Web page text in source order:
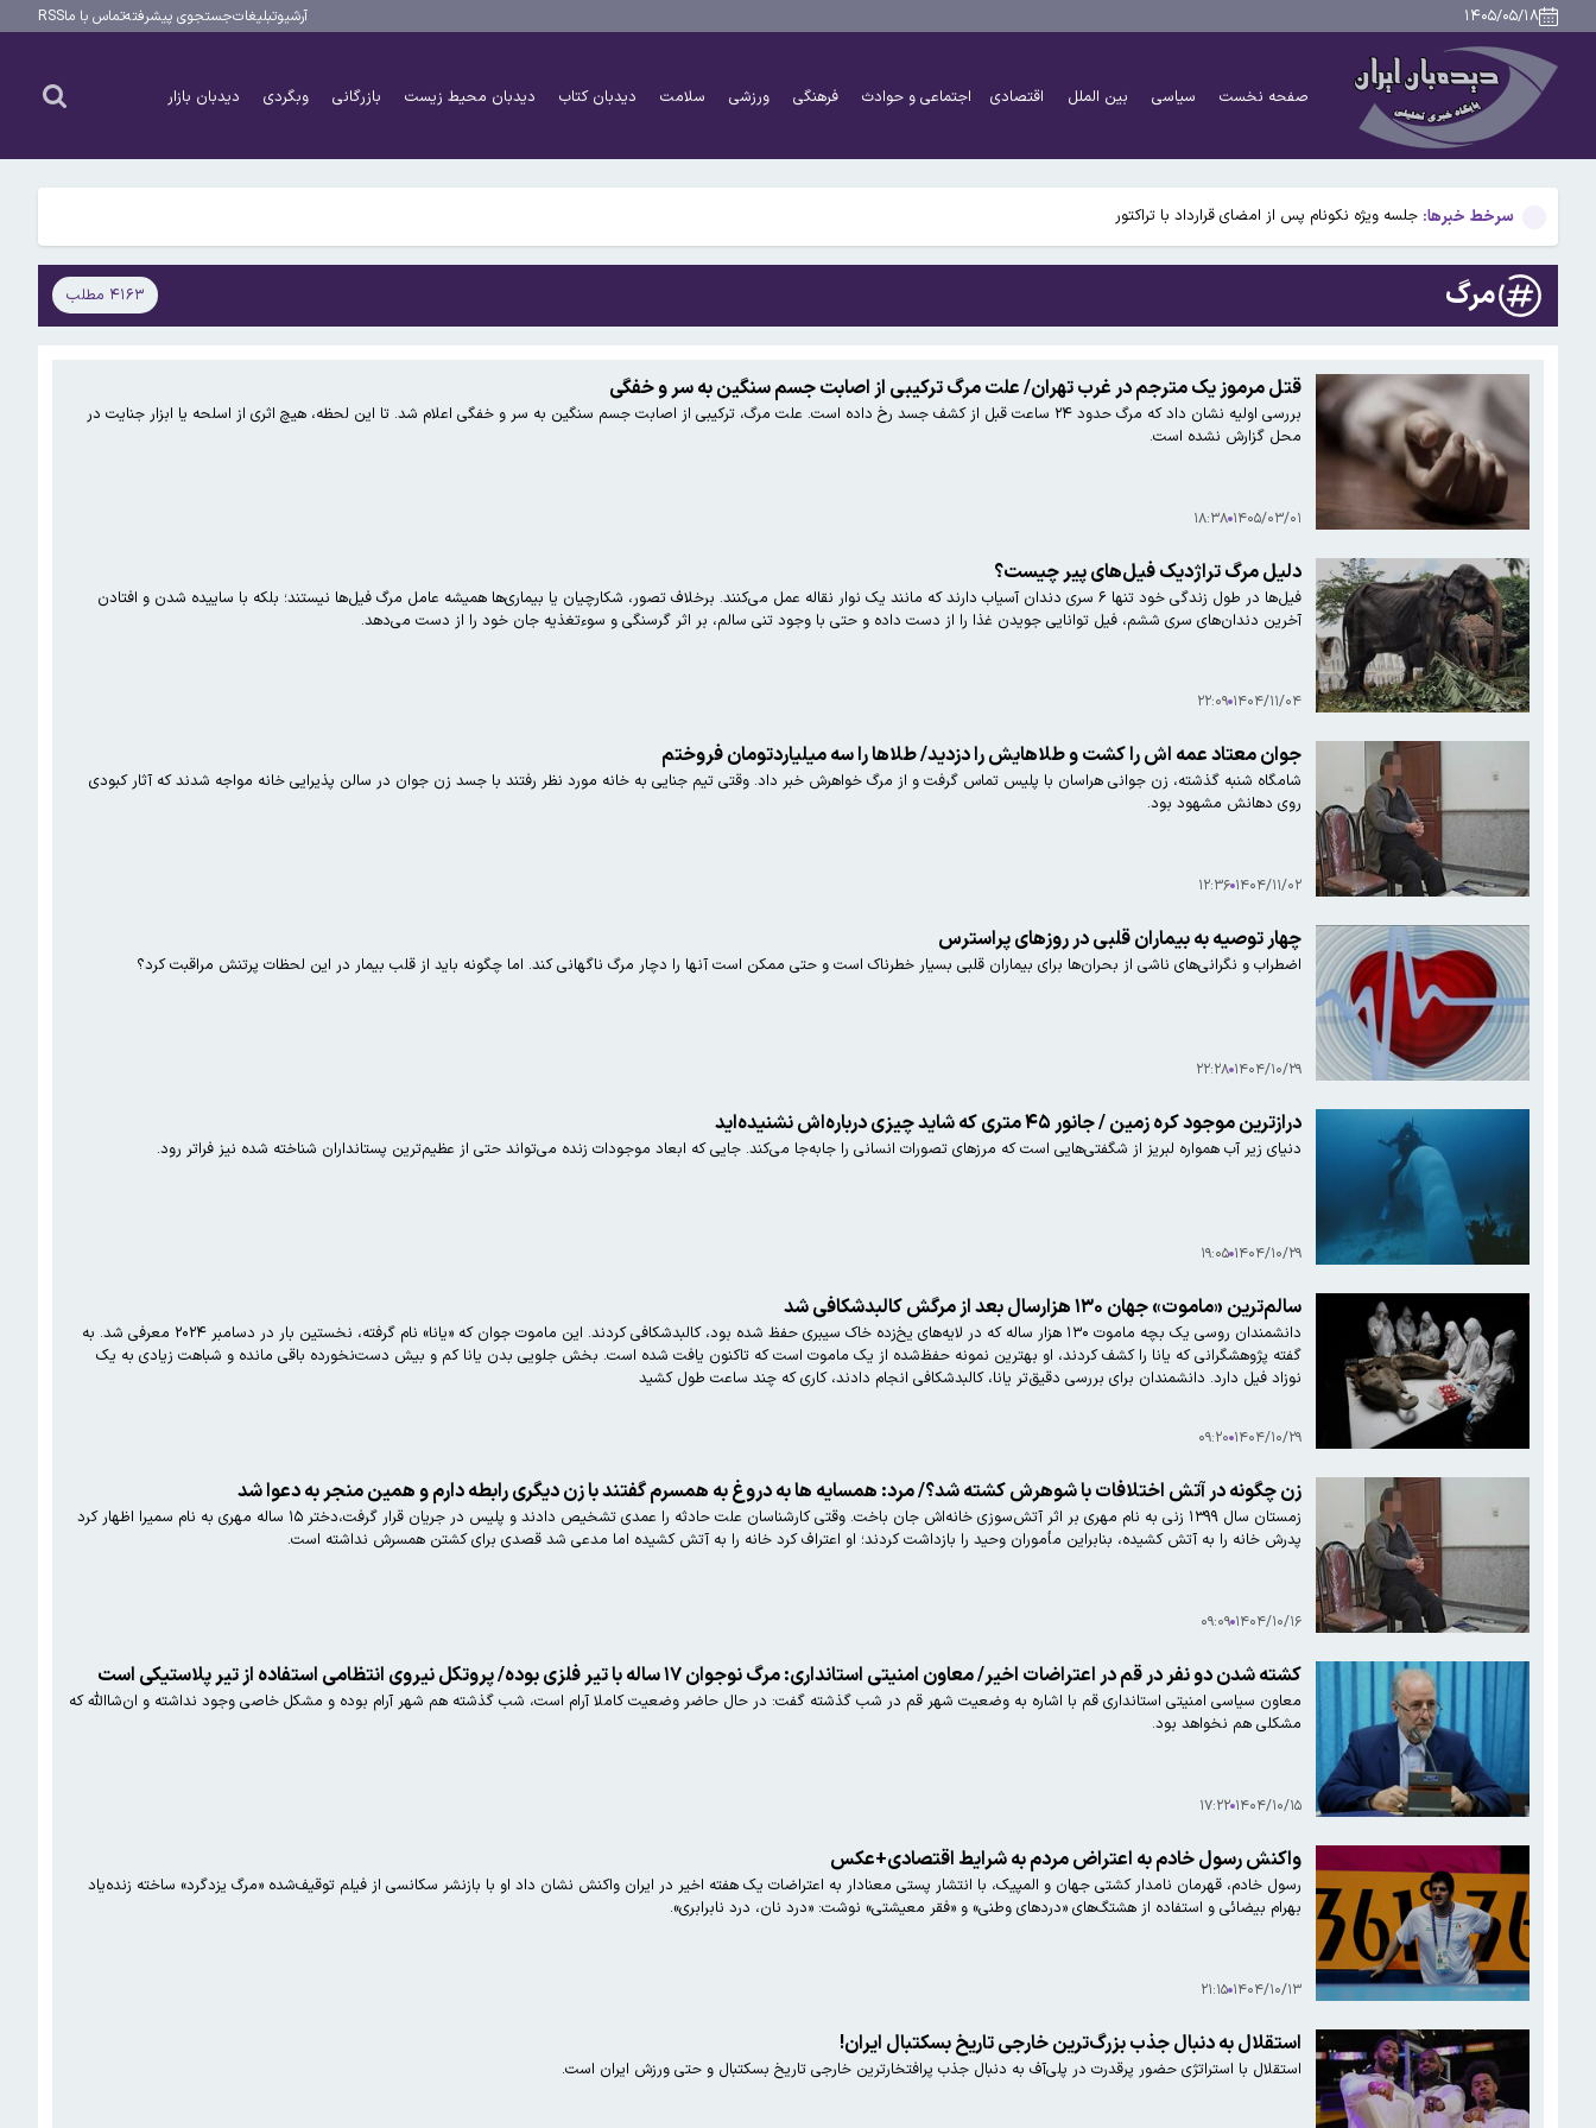
۱۴۰۵/۰۵/۱۸ آرشیوتبلیغاتجستجوی پیشرفتهتماس با ماRSS
صفحه نخست سیاسی بین الملل اقتصادی اجتماعی و حوادث فرهنگی ورزشی سلامت دیدبان کتاب دیدبان محیط زیست بازرگانی وبگردی دیدبان بازار
سرخط خبرها:
امیر جهانشاهی: دشمن در برابر اراده ملت ایران به زانو درآمده است
روس اتم بازگرداندن متخصصان به نیروگاه هسته‌ای بوشهر را آغاز کرده است
واریز بخشی از سود سهام عدالت ۱۴۰۴ تا هفته دولت
جلسه ویژه نکونام پس از امضای قرارداد با تراکتور
کمپانی «Caviar» مشخصات گوشی جدید آیفون ۱۸ ا را لو داد / عکس
روس اتم بازگرداندن متخصصان به نیروگاه هسته‌ای بوشهر را آغاز کرده است
واریز بخشی از سود سهام عدالت ۱۴۰۴ تا هفته دولت
مرگ ۴۱۶۳ مطلب
قتل مرموز یک مترجم در غرب تهران/ علت مرگ ترکیبی از اصابت جسم سنگین به سر و خفگی
بررسی اولیه نشان داد که مرگ حدود ۲۴ ساعت قبل از کشف جسد رخ داده است. علت مرگ، ترکیبی از اصابت جسم سنگین به سر و خفگی اعلام شد. تا این لحظه، هیچ اثری از اسلحه یا ابزار جنایت در
محل گزارش نشده است.
۱۴۰۵/۰۳/۰۱ ۱۸:۳۸
دلیل مرگ تراژدیک فیل‌های پیر چیست؟
فیل‌ها در طول زندگی خود تنها ۶ سری دندان آسیاب دارند که مانند یک نوار نقاله عمل می‌کنند. برخلاف تصور، شکارچیان یا بیماری‌ها همیشه عامل مرگ فیل‌ها نیستند؛ بلکه با ساییده شدن و افتادن
آخرین دندان‌های سری ششم، فیل توانایی جویدن غذا را از دست داده و حتی با وجود تنی سالم، بر اثر گرسنگی و سوءتغذیه جان خود را از دست می‌دهد.
۱۴۰۴/۱۱/۰۴ ۲۲:۰۹
جوان معتاد عمه اش را کشت و طلاهایش را دزدید/ طلاها را سه میلیاردتومان فروختم
شامگاه شنبه گذشته، زن جوانی هراسان با پلیس تماس گرفت و از مرگ خواهرش خبر داد. وقتی تیم جنایی به خانه مورد نظر رفتند با جسد زن جوان در سالن پذیرایی خانه مواجه شدند که آثار کبودی
روی دهانش مشهود بود.
۱۴۰۴/۱۱/۰۲ ۱۲:۳۶
چهار توصیه به بیماران قلبی در روزهای پراسترس
اضطراب و نگرانی‌های ناشی از بحران‌ها برای بیماران قلبی بسیار خطرناک است و حتی ممکن است آنها را دچار مرگ ناگهانی کند. اما چگونه باید از قلب بیمار در این لحظات پرتنش مراقبت کرد؟
۱۴۰۴/۱۰/۲۹ ۲۲:۲۸
درازترین موجود کره زمین / جانور ۴۵ متری که شاید چیزی درباره‌اش نشنیده‌اید
دنیای زیر آب همواره لبریز از شگفتی‌هایی است که مرزهای تصورات انسانی را جابه‌جا می‌کند. جایی که ابعاد موجودات زنده می‌تواند حتی از عظیم‌ترین پستانداران شناخته شده نیز فراتر رود.
۱۴۰۴/۱۰/۲۹ ۱۹:۰۵
سالم‌ترین «ماموت» جهان ۱۳۰ هزارسال بعد از مرگش کالبدشکافی شد
دانشمندان روسی یک بچه ماموت ۱۳۰ هزار ساله که در لایه‌های یخ‌زده خاک سیبری حفظ شده بود، کالبدشکافی کردند. این ماموت جوان که «یانا» نام گرفته، نخستین بار در دسامبر ۲۰۲۴ معرفی شد. به
گفته پژوهشگرانی که یانا را کشف کردند، او بهترین نمونه حفظ‌شده از یک ماموت است که تاکنون یافت شده است. بخش جلویی بدن یانا کم و بیش دست‌نخورده باقی مانده و شباهت زیادی به یک
نوزاد فیل دارد. دانشمندان برای بررسی دقیق‌تر یانا، کالبدشکافی انجام دادند، کاری که چند ساعت طول کشید
۱۴۰۴/۱۰/۲۹ ۰۹:۲۰
زن چگونه در آتش اختلافات با شوهرش کشته شد؟/ مرد: همسایه ها به دروغ به همسرم گفتند با زن دیگری رابطه دارم و همین منجر به دعوا شد
زمستان سال ۱۳۹۹ زنی به نام مهری بر اثر آتش‌سوزی خانه‌اش جان باخت. وقتی کارشناسان علت حادثه را عمدی تشخیص دادند و پلیس در جریان قرار گرفت،دختر ۱۵ ساله مهری به نام سمیرا اظهار کرد
پدرش خانه را به آتش کشیده، بنابراین مأموران وحید را بازداشت کردند؛ او اعتراف کرد خانه را به آتش کشیده اما مدعی شد قصدی برای کشتن همسرش نداشته است.
۱۴۰۴/۱۰/۱۶ ۰۹:۰۹
کشته شدن دو نفر در قم در اعتراضات اخیر/ معاون امنیتی استانداری: مرگ نوجوان ۱۷ ساله با تیر فلزی بوده/ پروتکل نیروی انتظامی استفاده از تیر پلاستیکی است
معاون سیاسی امنیتی استانداری قم با اشاره به وضعیت شهر قم در شب گذشته گفت: در حال حاضر وضعیت کاملا آرام است، شب گذشته هم شهر آرام بوده و مشکل خاصی وجود نداشته و ان‌شاالله که
مشکلی هم نخواهد بود.
۱۴۰۴/۱۰/۱۵ ۱۷:۲۲
واکنش رسول خادم به اعتراض مردم به شرایط اقتصادی+عکس
رسول خادم، قهرمان نامدار کشتی جهان و المپیک، با انتشار پستی معنادار به اعتراضات یک هفته اخیر در ایران واکنش نشان داد او با بازنشر سکانسی از فیلم توقیف‌شده «مرگ یزدگرد» ساخته زنده‌یاد
بهرام بیضائی و استفاده از هشتگ‌های «دردهای وطنی» و «فقر معیشتی» نوشت: «درد نان، درد نابرابری».
۱۴۰۴/۱۰/۱۳ ۲۱:۱۵
استقلال به دنبال جذب بزرگ‌ترین خارجی تاریخ بسکتبال ایران!
استقلال با استراتژی حضور پرقدرت در پلی‌آف به دنبال جذب پرافتخارترین خارجی تاریخ بسکتبال و حتی ورزش ایران است.